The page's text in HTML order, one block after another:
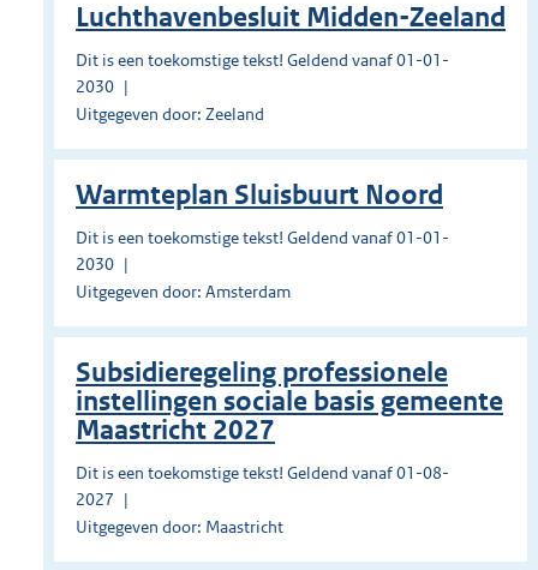
Luchthavenbesluit Midden-Zeeland
Dit is een toekomstige tekst! Geldend vanaf 01-01-
2030
Uitgegeven door: Zeeland
Warmteplan Sluisbuurt Noord
Dit is een toekomstige tekst! Geldend vanaf 01-01-
2030
Uitgegeven door: Amsterdam
Subsidieregeling professionele
instellingen sociale basis gemeente
Maastricht 2027
Dit is een toekomstige tekst! Geldend vanaf 01-08-
2027
Uitgegeven door: Maastricht